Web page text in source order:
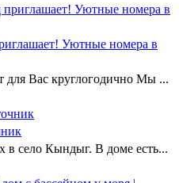
Уютные номера в
для Вас круглогодично Мы ...
в село Кындыг. В доме есть...